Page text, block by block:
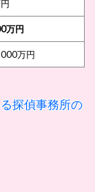
万円
万円
探偵事務所の